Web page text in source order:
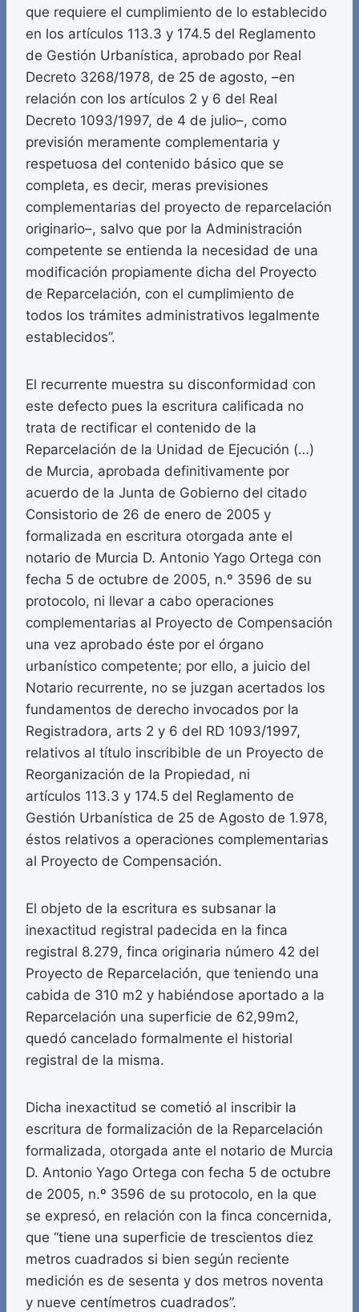
que requiere el cumplimiento de lo establecido
en los artículos 113.3 y 174.5 del Reglamento
de Gestión Urbanística, aprobado por Real
Decreto 3268/1978, de 25 de agosto, –en
relación con los artículos 2 y 6 del Real
Decreto 1093/1997, de 4 de julio–, como
previsión meramente complementaria y
respetuosa del contenido básico que se
completa, es decir, meras previsiones
complementarias del proyecto de reparcelación
originario–, salvo que por la Administración
competente se entienda la necesidad de una
modificación propiamente dicha del Proyecto
de Reparcelación, con el cumplimiento de
todos los trámites administrativos legalmente
establecidos”.
El recurrente muestra su disconformidad con
este defecto pues la escritura calificada no
trata de rectificar el contenido de la
Reparcelación de la Unidad de Ejecución (…)
de Murcia, aprobada definitivamente por
acuerdo de la Junta de Gobierno del citado
Consistorio de 26 de enero de 2005 y
formalizada en escritura otorgada ante el
notario de Murcia D. Antonio Yago Ortega con
fecha 5 de octubre de 2005, n.º 3596 de su
protocolo, ni llevar a cabo operaciones
complementarias al Proyecto de Compensación
una vez aprobado éste por el órgano
urbanístico competente; por ello, a juicio del
Notario recurrente, no se juzgan acertados los
fundamentos de derecho invocados por la
Registradora, arts 2 y 6 del RD 1093/1997,
relativos al título inscribible de un Proyecto de
Reorganización de la Propiedad, ni
artículos 113.3 y 174.5 del Reglamento de
Gestión Urbanística de 25 de Agosto de 1.978,
éstos relativos a operaciones complementarias
al Proyecto de Compensación.
El objeto de la escritura es subsanar la
inexactitud registral padecida en la finca
registral 8.279, finca originaria número 42 del
Proyecto de Reparcelación, que teniendo una
cabida de 310 m2 y habiéndose aportado a la
Reparcelación una superficie de 62,99m2,
quedó cancelado formalmente el historial
registral de la misma.
Dicha inexactitud se cometió al inscribir la
escritura de formalización de la Reparcelación
formalizada, otorgada ante el notario de Murcia
D. Antonio Yago Ortega con fecha 5 de octubre
de 2005, n.º 3596 de su protocolo, en la que
se expresó, en relación con la finca concernida,
que “tiene una superficie de trescientos diez
metros cuadrados si bien según reciente
medición es de sesenta y dos metros noventa
y nueve centímetros cuadrados”.